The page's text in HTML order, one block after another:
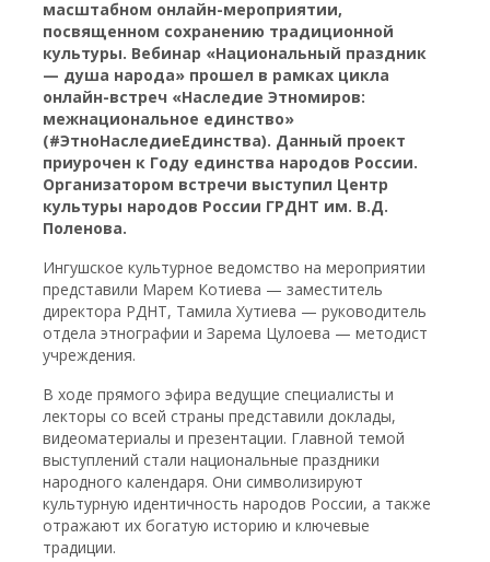
масштабном онлайн-мероприятии,
посвященном сохранению традиционной
культуры. Вебинар «Национальный праздник
— душа народа» прошел в рамках цикла
онлайн-встреч «Наследие Этномиров:
межнациональное единство»
(#ЭтноНаследиеЕдинства). Данный проект
приурочен к Году единства народов России.
Организатором встречи выступил Центр
культуры народов России ГРДНТ им. В.Д.
Поленова.
Ингушское культурное ведомство на мероприятии
представили Марем Котиева — заместитель
директора РДНТ, Тамила Хутиева — руководитель
отдела этнографии и Зарема Цулоева — методист
учреждения.
В ходе прямого эфира ведущие специалисты и
лекторы со всей страны представили доклады,
видеоматериалы и презентации. Главной темой
выступлений стали национальные праздники
народного календаря. Они символизируют
культурную идентичность народов России, а также
отражают их богатую историю и ключевые
традиции.